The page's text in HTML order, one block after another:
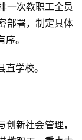
一次教职工全员
部署，制定具体
。
学校。
新社会管理，